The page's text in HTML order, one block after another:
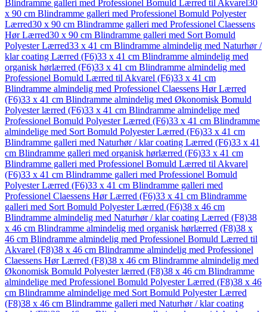
Blindramme galleri med Professionel Bomuld Lærred til Akvarel30
x 90 cm Blindramme galleri med Professionel Bomuld Polyester
Lærred30 x 90 cm Blindramme galleri med Professionel Claessens
Hør Lærred30 x 90 cm Blindramme galleri med Sort Bomuld
Polyester Lærred33 x 41 cm Blindramme almindelig med Naturhør /
klar coating Lærred (F6)33 x 41 cm Blindramme almindelig med
organisk hørlærred (F6)33 x 41 cm Blindramme almindelig med
Professionel Bomuld Lærred til Akvarel (F6)33 x 41 cm
Blindramme almindelig med Professionel Claessens Hør Lærred
(F6)33 x 41 cm Blindramme almindelig med Økonomisk Bomuld
Polyester lærred (F6)33 x 41 cm Blindramme almindelige med
Professionel Bomuld Polyester Lærred (F6)33 x 41 cm Blindramme
almindelige med Sort Bomuld Polyester Lærred (F6)33 x 41 cm
Blindramme galleri med Naturhør / klar coating Lærred (F6)33 x 41
cm Blindramme galleri med organisk hørlærred (F6)33 x 41 cm
Blindramme galleri med Professionel Bomuld Lærred til Akvarel
(F6)33 x 41 cm Blindramme galleri med Professionel Bomuld
Polyester Lærred (F6)33 x 41 cm Blindramme galleri med
Professionel Claessens Hør Lærred (F6)33 x 41 cm Blindramme
galleri med Sort Bomuld Polyester Lærred (F6)38 x 46 cm
Blindramme almindelig med Naturhør / klar coating Lærred (F8)38
x 46 cm Blindramme almindelig med organisk hørlærred (F8)38 x
46 cm Blindramme almindelig med Professionel Bomuld Lærred til
Akvarel (F8)38 x 46 cm Blindramme almindelig med Professionel
Claessens Hør Lærred (F8)38 x 46 cm Blindramme almindelig med
Økonomisk Bomuld Polyester lærred (F8)38 x 46 cm Blindramme
almindelige med Professionel Bomuld Polyester Lærred (F8)38 x 46
cm Blindramme almindelige med Sort Bomuld Polyester Lærred
(F8)38 x 46 cm Blindramme galleri med Naturhør / klar coating